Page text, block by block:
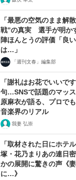
「最悪の空気のまま解
戦”の真実 選手が明か
陣ほんとうの評価「良
は…」
「週刊文春」編集部
「謝礼はお花でいいで
句…SNSで話題のマッ
原麻衣が語る、プロで
音楽界のリアル
我妻 弘崇
「取材された日にホテ
塚・花乃まりあの連日
かの展開に驚きの声《
に…》